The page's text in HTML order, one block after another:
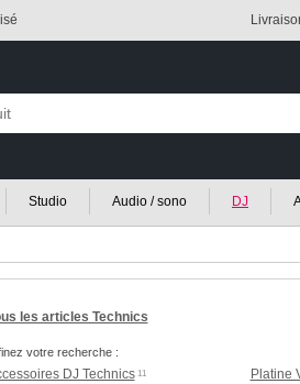
Studio Audio / sono DJ
les articles Technics
votre recherche :
DJ Technics11 Platine